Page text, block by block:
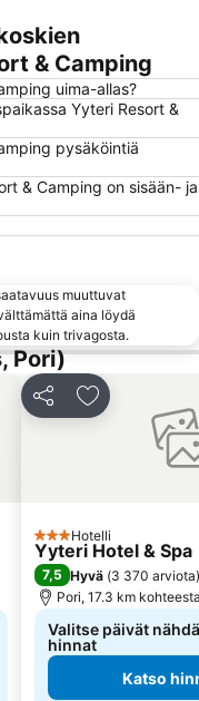
& Camping
uima-allas?
Yyteri Resort &
pysäköintiä
& Camping on sisään- ja
muuttuvat
aina löydä
kuin trivagosta.
Pori)
Jaa Lisää
3 Tähtiluokitus
Hotelli
Yyteri Hotel & Spa
7,5 Hyvä (3 370 arviota)
Pori, 17.3 km
Valitse päivät
hinnat
Katso